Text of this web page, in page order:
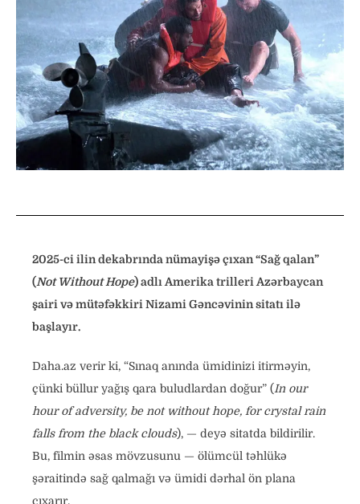
2025-ci ilin dekabrında nümayişə çıxan “Sağ qalan”
(Not Without Hope) adlı Amerika trilleri Azərbaycan
şairi və mütəfəkkiri Nizami Gəncəvinin sitatı ilə
başlayır.
Daha.az verir ki, “Sınaq anında ümidinizi itirməyin,
çünki büllur yağış qara buludlardan doğur” (In our
hour of adversity, be not without hope, for crystal rain
falls from the black clouds), — deyə sitatda bildirilir.
Bu, filmin əsas mövzusunu — ölümcül təhlükə
şəraitində sağ qalmağı və ümidi dərhal ön plana
çıxarır.